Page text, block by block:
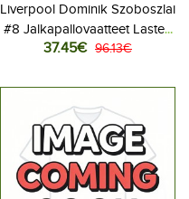
Liverpool Dominik Szoboszlai
#8 Jalkapallovaatteet Lasten
Kotipeliasu 2026-27
housut)
37.45€ 96.13€